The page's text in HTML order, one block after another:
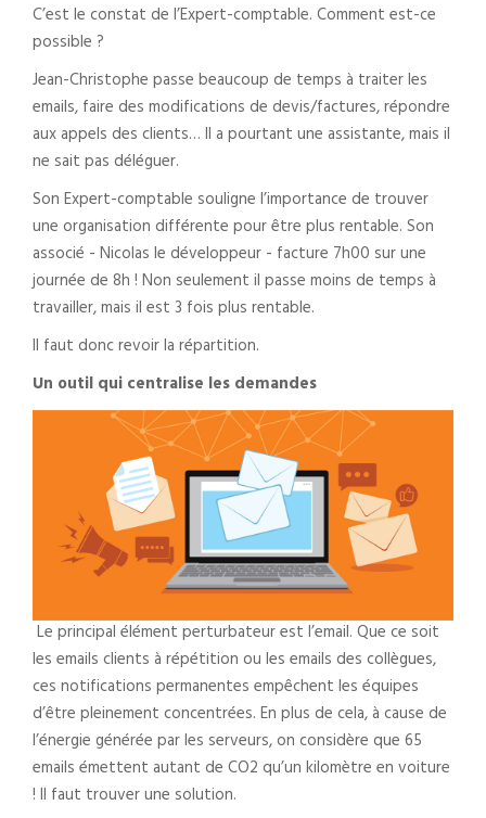
C’est le constat de l’Expert-comptable. Comment est-ce
possible ?
Jean-Christophe passe beaucoup de temps à traiter les
emails, faire des modifications de devis/factures, répondre
aux appels des clients… Il a pourtant une assistante, mais il
ne sait pas déléguer.
Son Expert-comptable souligne l’importance de trouver
une organisation différente pour être plus rentable. Son
associé - Nicolas le développeur - facture 7h00 sur une
journée de 8h ! Non seulement il passe moins de temps à
travailler, mais il est 3 fois plus rentable.
Il faut donc revoir la répartition.
Un outil qui centralise les demandes
Le principal élément perturbateur est l’email. Que ce soit
les emails clients à répétition ou les emails des collègues,
ces notifications permanentes empêchent les équipes
d’être pleinement concentrées. En plus de cela, à cause de
l’énergie générée par les serveurs, on considère que 65
emails émettent autant de CO2 qu’un kilomètre en voiture
! Il faut trouver une solution.